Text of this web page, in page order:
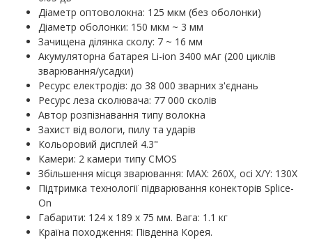
Діаметр оптоволокна: 125 мкм (без оболонки)
Діаметр оболонки: 150 мкм ~ 3 мм
Зачищена ділянка сколу: 7 ~ 16 мм
Акумуляторна батарея Li-ion 3400 мАг (200 циклів
зварювання/усадки)
Ресурс електродів: до 38 000 зварних з'єднань
Ресурс леза сколювача: 77 000 сколів
Автор розпізнавання типу волокна
Захист від вологи, пилу та ударів
Кольоровий дисплей 4.3"
Камери: 2 камери типу CMOS
Збільшення місця зварювання: MAX: 260X, осі X/Y: 130X
Підтримка технології підварювання конекторів Splice-
On
Габарити: 124 х 189 х 75 мм. Вага: 1.1 кг
Країна походження: Південна Корея.